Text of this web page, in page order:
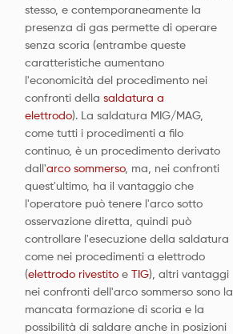
stesso, e contemporaneamente la
presenza di gas permette di operare
senza scoria (entrambe queste
caratteristiche aumentano
l'economicità del procedimento nei
confronti della saldatura a
elettrodo). La saldatura MIG/MAG,
come tutti i procedimenti a filo
continuo, è un procedimento derivato
dall'arco sommerso, ma, nei confronti
quest'ultimo, ha il vantaggio che
l'operatore può tenere l'arco sotto
osservazione diretta, quindi può
controllare l'esecuzione della saldatura
come nei procedimenti a elettrodo
(elettrodo rivestitoe TIG), altri vantaggi
nei confronti dell'arco sommerso sono la
mancata formazione di scoria e la
possibilità di saldare anche in posizioni